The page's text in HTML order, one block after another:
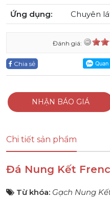
Ứng dụng:
Chuyên
Đánh giá:
Chia sẻ
NHẬN BÁO GIÁ
Chi tiết sản phẩm
Đá Nung Kết
Từ khóa: Gạch Nung